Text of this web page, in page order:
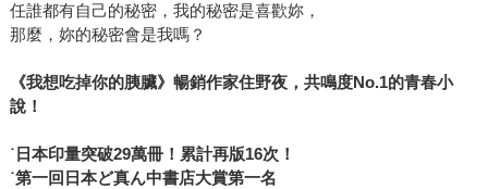
任誰都有自己的秘密，我的秘密是喜歡妳，
那麼，妳的秘密會是我嗎？
《我想吃掉你的胰臟》暢銷作家住野夜，共鳴度No.1的青春小
說！
˙日本印量突破29萬冊！累計再版16次！
˙第一回日本ど真ん中書店大賞第一名